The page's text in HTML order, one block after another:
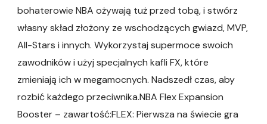
bohaterowie NBA ożywają tuż przed tobą, i stwórz
własny skład złożony ze wschodzących gwiazd, MVP,
All-Stars i innych. Wykorzystaj supermoce swoich
zawodników i użyj specjalnych kafli FX, które
zmieniają ich w megamocnych. Nadszedł czas, aby
rozbić każdego przeciwnika.NBA Flex Expansion
Booster – zawartość:FLEX: Pierwsza na świecie gra